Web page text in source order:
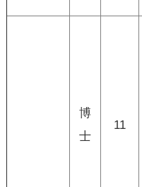
博
士
11